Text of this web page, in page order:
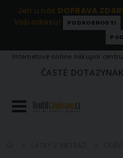
Jen u nás DOPRAVA
Vaši adresu!
PODROBNOSTI
Internetové online nákupní
ČASTÉ DOTAZY